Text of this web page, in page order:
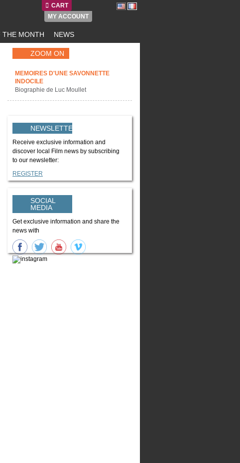
CART
MY ACCOUNT
THE MONTH NEWS
ZOOM ON
MEMOIRES D'UNE SAVONNETTE
INDOCILE
Biographie de Luc Moullet
NEWSLETTER
Receive exclusive information and
discover local Film news by subscribing
to our newsletter:
REGISTER
SOCIAL
MEDIA
Get exclusive information and share the
news with